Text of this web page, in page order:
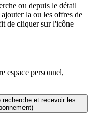
ou depuis le détail
la ou les offres de
de cliquer sur l'icône
espace personnel,
et recevoir les